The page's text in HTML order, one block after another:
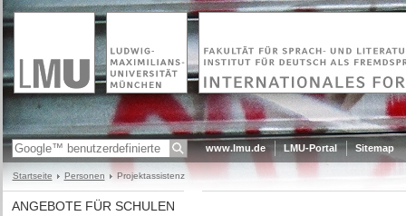
www.lmu.de LMU-Portal Sitemap
Startseite Personen Projektassistenz
ANGEBOTE FÜR SCHULEN